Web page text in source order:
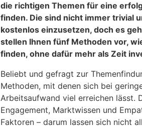
die richtigen Themen für eine
finden. Die sind nicht immer trivial
kostenlos einzusetzen, doch es
stellen Ihnen fünf Methoden vor,
finden, ohne dafür mehr als Zeit
Beliebt und gefragt zur
Methoden, mit denen sich bei
Arbeitsaufwand viel erreichen lässt.
Engagement, Marktwissen und
Faktoren – darum lassen sich nicht